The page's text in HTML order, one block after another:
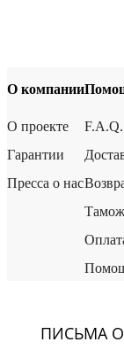
О компании
О проекте
Гарантии
Пресса о нас
F.A.Q.
ПИСЬМА